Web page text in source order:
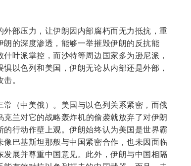
部压力，让伊朗因内部腐朽而无力抵抗，重
的深度渗透，能够一举摧毁伊朗的反抗能
什叶派掌控，而沙特等周边国家多为逊尼派，
以色列和美国，伊朗无论从内部还是外部，
。
（中美俄）。美国与以色列关系紧密，而俄
克兰对它的战略轰炸机的偷袭就放弃了对伊朗
行动作壁上观。伊朗始终认为美国是世界霸
巴基斯坦那般与中国紧密合作，也未因面临
展并尊重中国意见。此外，伊朗与中国相隔